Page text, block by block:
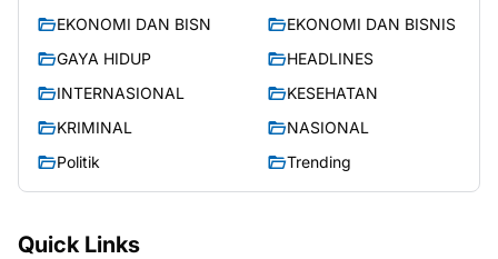
EKONOMI DAN BISN
EKONOMI DAN BISNIS
GAYA HIDUP
HEADLINES
INTERNASIONAL
KESEHATAN
KRIMINAL
NASIONAL
Politik
Trending
Quick Links